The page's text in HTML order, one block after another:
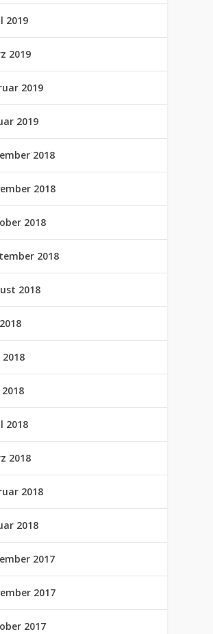
2019
2019
2019
2019
2018
2018
2018
2018
2018
2018
2018
2018
2018
2018
2017
2017
2017